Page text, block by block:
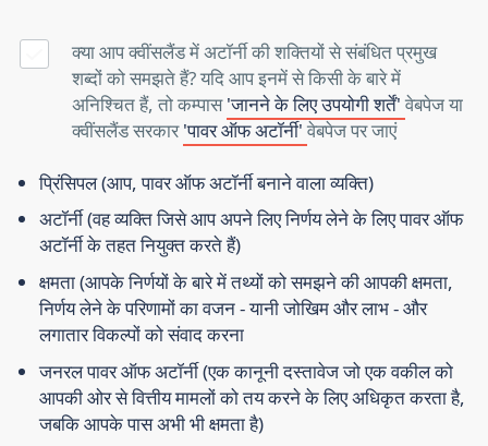
क्या आप क्वींसलैंड में अटॉर्नी की शक्तियों से संबंधित प्रमुख
शब्दों को समझते हैं? यदि आप इनमें से किसी के बारे में
अनिश्चित हैं, तो कम्पास'जानने के लिए उपयोगी शर्तें' वेबपेज या
क्वींसलैंड सरकार'पावर ऑफ अटॉर्नी' वेबपेजपर जाएं
प्रिंसिपल(आप, पावर ऑफ अटॉर्नी बनाने वाला व्यक्ति)
अटॉर्नी(वह व्यक्ति जिसे आप अपने लिए निर्णय लेने के लिए पावर ऑफ
अटॉर्नी के तहत नियुक्त करते हैं)
क्षमता(आपके निर्णयों के बारे में तथ्यों को समझने की आपकी क्षमता,
निर्णय लेने के परिणामों का वजन - यानी जोखिम और लाभ - और
लगातार विकल्पों को संवाद करना
जनरल पावर ऑफ अटॉर्नी(एक कानूनी दस्तावेज जो एक वकील को
आपकी ओर से वित्तीय मामलों को तय करने के लिए अधिकृत करता है,
जबकि आपके पास अभी भी क्षमता है)